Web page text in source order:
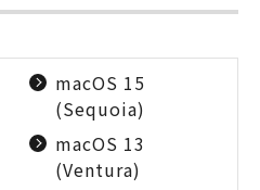
macOS 15
(Sequoia)
macOS 13
(Ventura)